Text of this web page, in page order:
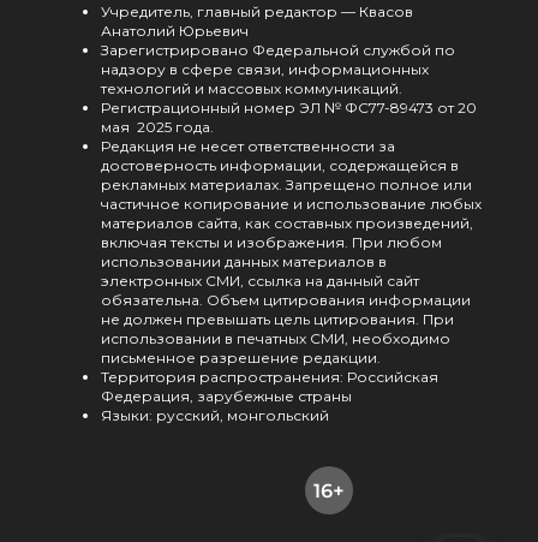
Учредитель, главный редактор — Квасов
Анатолий Юрьевич
Зарегистрировано Федеральной службой по
надзору в сфере связи, информационных
технологий и массовых коммуникаций.
Регистрационный номер ЭЛ № ФС77-89473 от 20
мая 2025 года.
Редакция не несет ответственности за
достоверность информации, содержащейся в
рекламных материалах. Запрещено полное или
частичное копирование и использование любых
материалов сайта, как составных произведений,
включая тексты и изображения. При любом
использовании данных материалов в
электронных СМИ, ссылка на данный сайт
обязательна. Объем цитирования информации
не должен превышать цель цитирования. При
использовании в печатных СМИ, необходимо
письменное разрешение редакции.
Территория распространения: Российская
Федерация, зарубежные страны
Языки: русский, монгольский